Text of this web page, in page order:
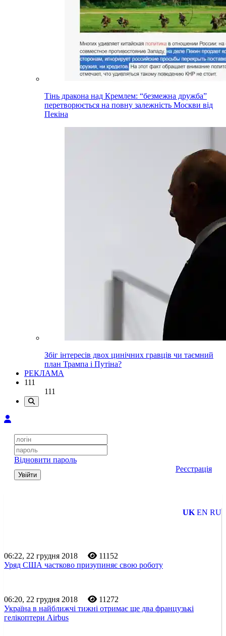
Тінь дракона над Кремлем: “безмежна дружба”
перетворюється на повну залежність Москви від
Пекіна
Збіг інтересів двох цинічних гравців чи таємний
план Трампа і Путіна?
РЕКЛАМА
111
111
Відновити пароль
Увійти
Реєстрація
UK EN RU
06:22, 22 грудня 2018
11152
Уряд США частково призупиняє свою роботу
06:20, 22 грудня 2018
11272
Україна в найближчі тижні отримає ще два французькі
гелікоптери Airbus